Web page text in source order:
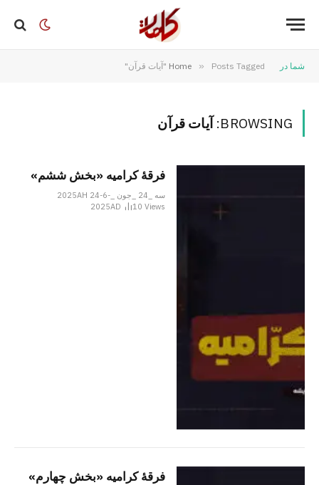
شما در Home » Posts Tagged "آیات قرآن"
BROWSING: آیات قرآن
فرقهٔ کرامیه «بخش ششم»
سه _24 _جون _2025AH 24-6-
2025AD
10Views
فرقهٔ کرامیه «بخش چهارم»